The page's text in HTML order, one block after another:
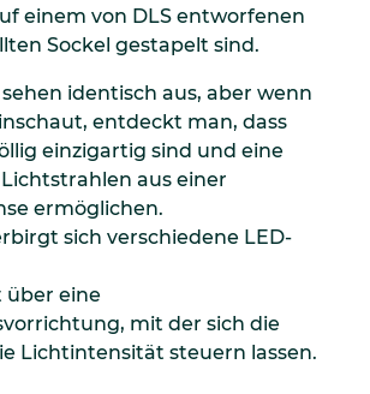
einem von DLS entworfenen
Sockel gestapelt sind.
identisch aus, aber wenn
entdeckt man, dass
einzigartig sind und eine
aus einer
ermöglichen.
sich verschiedene LED-
über eine
mit der sich die
Lichtintensität steuern lassen.